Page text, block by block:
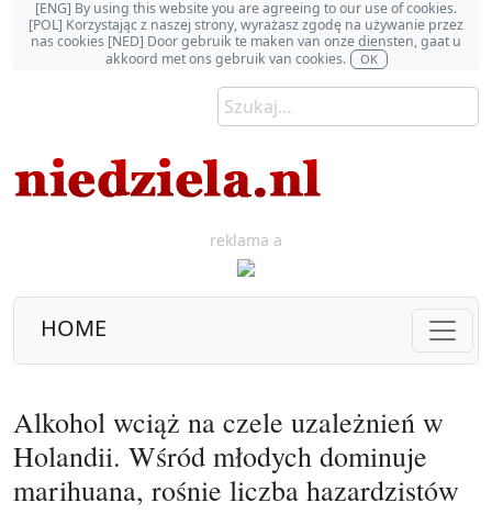
[ENG] By using this website you are agreeing to our use of cookies.
[POL] Korzystając z naszej strony, wyrażasz zgodę na używanie przez
nas cookies [NED] Door gebruik te maken van onze diensten, gaat u
akkoord met ons gebruik van cookies.
OK
reklama a
HOME
Alkohol wciąż na czele uzależnień w
Holandii. Wśród młodych dominuje
marihuana, rośnie liczba hazardzistów